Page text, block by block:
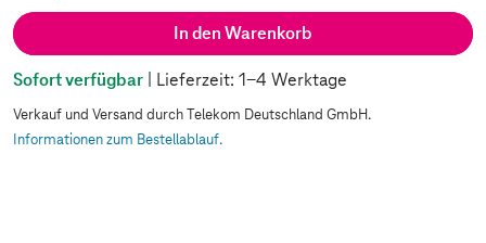
In den Warenkorb
Sofort verfügbar | Lieferzeit: 1-4 Werktage
Verkauf und Versand durch Telekom Deutschland GmbH.
Informationen zum Bestellablauf.